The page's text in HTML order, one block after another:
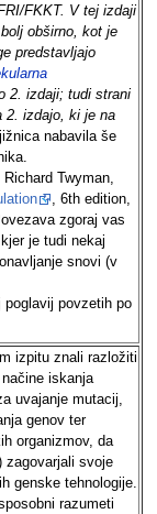
FKKT. V tej izdaji
obširno, kot je
predstavljajo
2. izdaji; tudi strani
2. izdajo, ki je na
nabavila še
Twyman,
, 6th edition,
zgoraj vas
je tudi nekaj
snovi (v
poglavij povzetih po
izpitu znali razložiti
iskanja
uvajanje mutacij,
genov ter
organizmov, da
zagovarjali svoje
genske tehnologije.
razumeti